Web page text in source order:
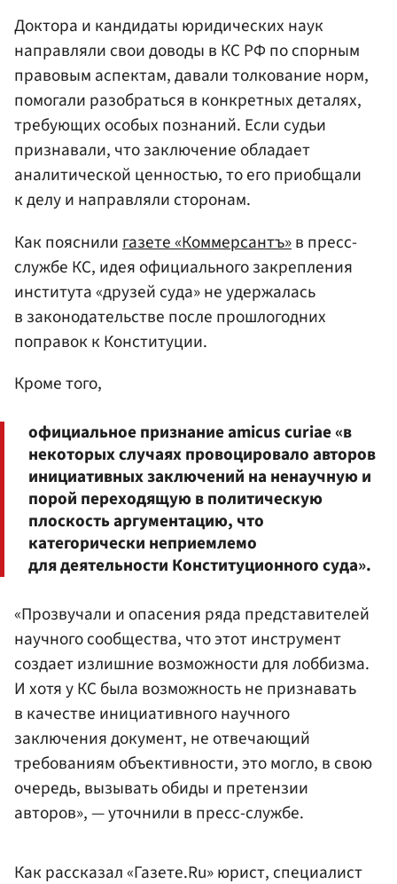
Доктора и кандидаты юридических наук
направляли свои доводы в КС РФ по спорным
правовым аспектам, давали толкование норм,
помогали разобраться в конкретных деталях,
требующих особых познаний. Если судьи
признавали, что заключение обладает
аналитической ценностью, то его приобщали
к делу и направляли сторонам.
Как пояснилигазете «Коммерсантъ»в пресс-
службе КС, идея официального закрепления
института «друзей суда» не удержалась
в законодательстве после прошлогодних
поправок к Конституции.
Кроме того,
официальное признание amicus curiae «в
некоторых случаях провоцировало авторов
инициативных заключений на ненаучную и
порой переходящую в политическую
плоскость аргументацию, что
категорически неприемлемо
для деятельности Конституционного суда».
«Прозвучали и опасения ряда представителей
научного сообщества, что этот инструмент
создает излишние возможности для лоббизма.
И хотя у КС была возможность не признавать
в качестве инициативного научного
заключения документ, не отвечающий
требованиям объективности, это могло, в свою
очередь, вызывать обиды и претензии
авторов», — уточнили в пресс-службе.
Как рассказал «Газете.Ru» юрист, специалист